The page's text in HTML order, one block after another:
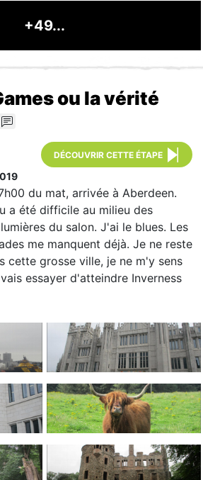
+49...
ou la vérité
DÉCOUVRIR CETTE ÉTAPE
du mat, arrivée à Aberdeen.
a été difficile au milieu des
du salon. J'ai le blues. Les
me manquent déjà. Je ne reste
cette grosse ville, je ne m'y sens
essayer d'atteindre Inverness